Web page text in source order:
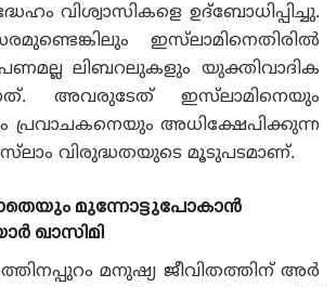
വിശ്വാസികളെ ഉദ്‌ബോധിപ്പിച്ചു.
ഇസ്‌ലാമിനെതിരിൽ
ലിബറലുകളും യുക്തിവാദിക
അവരുടേത് ഇസ്‌ലാമിനെയും
പ്രവാചകനെയും അധിക്ഷേപിക്കുന്ന
വിരുദ്ധതയുടെ മൂടുപടമാണ്.
മുന്നോട്ടുപോകാൻ
ഖാസിമി
മനുഷ്യ ജീവിതത്തിന് അർ